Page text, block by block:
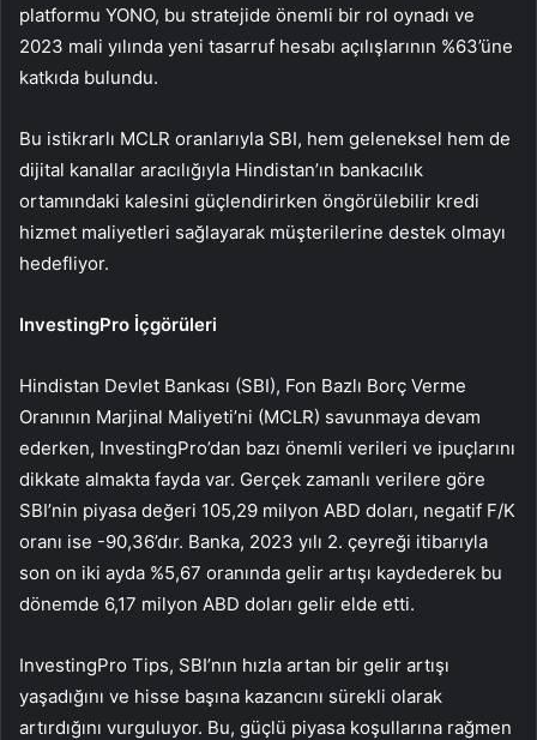
platformu YONO, bu stratejide önemli bir rol oynadı ve
2023 mali yılında yeni tasarruf hesabı açılışlarının %63’üne
katkıda bulundu.
Bu istikrarlı MCLR oranlarıyla SBI, hem geleneksel hem de
dijital kanallar aracılığıyla Hindistan’ın bankacılık
ortamındaki kalesini güçlendirirken öngörülebilir kredi
hizmet maliyetleri sağlayarak müşterilerine destek olmayı
hedefliyor.
InvestingPro İçgörüleri
Hindistan Devlet Bankası (SBI), Fon Bazlı Borç Verme
Oranının Marjinal Maliyeti’ni (MCLR) savunmaya devam
ederken, InvestingPro’dan bazı önemli verileri ve ipuçlarını
dikkate almakta fayda var. Gerçek zamanlı verilere göre
SBI’nin piyasa değeri 105,29 milyon ABD doları, negatif F/K
oranı ise -90,36’dır. Banka, 2023 yılı 2. çeyreği itibarıyla
son on iki ayda %5,67 oranında gelir artışı kaydederek bu
dönemde 6,17 milyon ABD doları gelir elde etti.
InvestingPro Tips, SBI’nın hızla artan bir gelir artışı
yaşadığını ve hisse başına kazancını sürekli olarak
artırdığını vurguluyor. Bu, güçlü piyasa koşullarına rağmen